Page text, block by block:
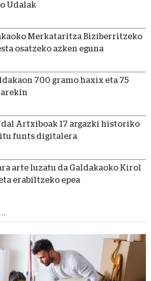
Udalak
Merkataritza Biziberritzeko
osatzeko azken eguna
700 gramo haxix eta 75
Artxiboak 17 argazki historiko
funts digitalera
arte luzatu da Galdakaoko Kirol
erabiltzeko epea